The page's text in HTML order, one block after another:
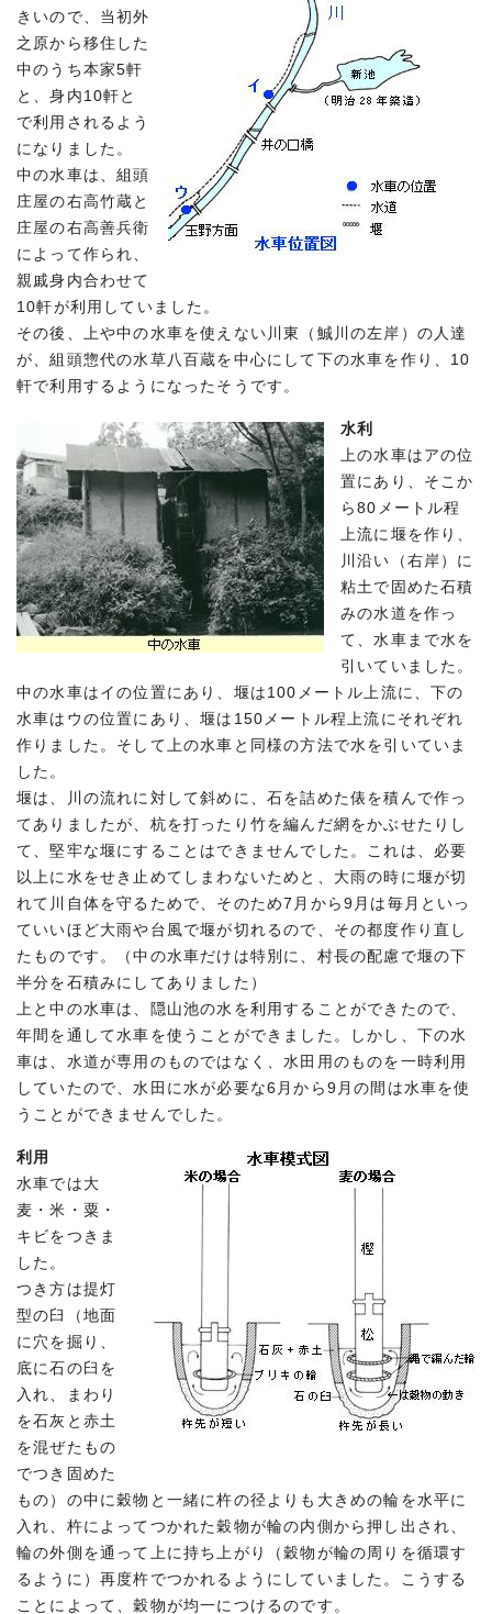
きいので、当初外
之原から移住した
中のうち本家5軒
と、身内10軒と
で利用されるよう
になりました。
中の水車は、組頭
庄屋の右高竹蔵と
庄屋の右高善兵衛
によって作られ、
親戚身内合わせて
10軒が利用していました。
その後、上や中の水車を使えない川東（鯎川の左岸）の人達
が、組頭惣代の水草八百蔵を中心にして下の水車を作り、10
軒で利用するようになったそうです。
水利
上の水車はアの位
置にあり、そこか
ら80メートル程
上流に堰を作り、
川沿い（右岸）に
粘土で固めた石積
みの水道を作っ
て、水車まで水を
引いていました。
中の水車はイの位置にあり、堰は100メートル上流に、下の
水車はウの位置にあり、堰は150メートル程上流にそれぞれ
作りました。そして上の水車と同様の方法で水を引いていま
した。
堰は、川の流れに対して斜めに、石を詰めた俵を積んで作っ
てありましたが、杭を打ったり竹を編んだ網をかぶせたりし
て、堅牢な堰にすることはできませんでした。これは、必要
以上に水をせき止めてしまわないためと、大雨の時に堰が切
れて川自体を守るためで、そのため7月から9月は毎月といっ
ていいほど大雨や台風で堰が切れるので、その都度作り直し
たものです。（中の水車だけは特別に、村長の配慮で堰の下
半分を石積みにしてありました）
上と中の水車は、隠山池の水を利用することができたので、
年間を通して水車を使うことができました。しかし、下の水
車は、水道が専用のものではなく、水田用のものを一時利用
していたので、水田に水が必要な6月から9月の間は水車を使
うことができませんでした。
利用
水車では大
麦・米・粟・
キビをつきま
した。
つき方は提灯
型の臼（地面
に穴を掘り、
底に石の臼を
入れ、まわり
を石灰と赤土
を混ぜたもの
でつき固めた
もの）の中に穀物と一緒に杵の径よりも大きめの輪を水平に
入れ、杵によってつかれた穀物が輪の内側から押し出され、
輪の外側を通って上に持ち上がり（穀物が輪の周りを循環す
るように）再度杵でつかれるようにしていました。こうする
ことによって、穀物が均一につけるのです。